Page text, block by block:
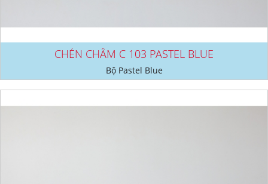
CHÉN CHẤM C 103 PASTEL BLUE
Bộ Pastel Blue